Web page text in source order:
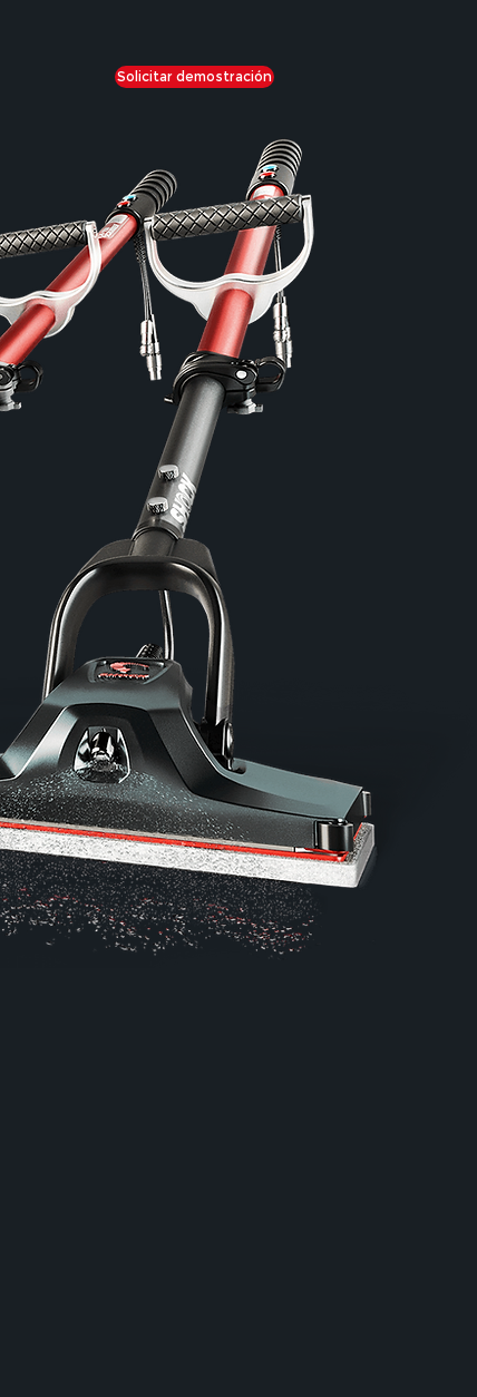
Solicitar demostración